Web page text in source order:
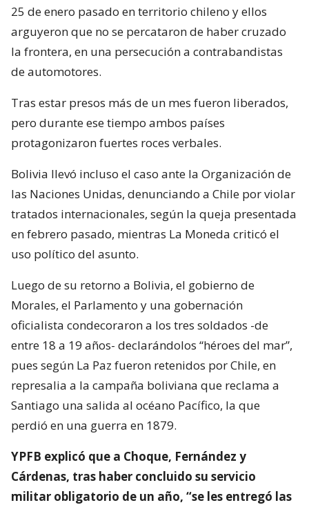
25 de enero pasado en territorio chileno y ellos
arguyeron que no se percataron de haber cruzado
la frontera, en una persecución a contrabandistas
de automotores.
Tras estar presos más de un mes fueron liberados,
pero durante ese tiempo ambos países
protagonizaron fuertes roces verbales.
Bolivia llevó incluso el caso ante la Organización de
las Naciones Unidas, denunciando a Chile por violar
tratados internacionales, según la queja presentada
en febrero pasado, mientras La Moneda criticó el
uso político del asunto.
Luego de su retorno a Bolivia, el gobierno de
Morales, el Parlamento y una gobernación
oficialista condecoraron a los tres soldados -de
entre 18 a 19 años- declarándolos “héroes del mar”,
pues según La Paz fueron retenidos por Chile, en
represalia a la campaña boliviana que reclama a
Santiago una salida al océano Pacífico, la que
perdió en una guerra en 1879.
YPFB explicó que a Choque, Fernández y
Cárdenas, tras haber concluido su servicio
militar obligatorio de un año, “se les entregó las